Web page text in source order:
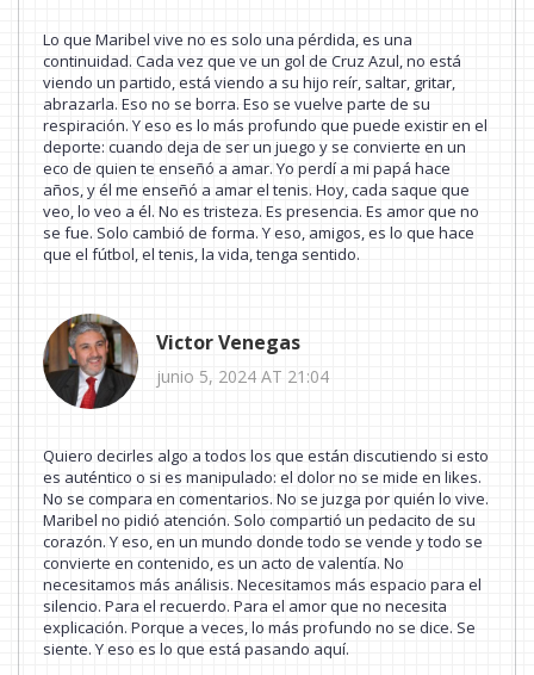
Lo que Maribel vive no es solo una pérdida, es una
continuidad. Cada vez que ve un gol de Cruz Azul, no está
viendo un partido, está viendo a su hijo reír, saltar, gritar,
abrazarla. Eso no se borra. Eso se vuelve parte de su
respiración. Y eso es lo más profundo que puede existir en el
deporte: cuando deja de ser un juego y se convierte en un
eco de quien te enseñó a amar. Yo perdí a mi papá hace
años, y él me enseñó a amar el tenis. Hoy, cada saque que
veo, lo veo a él. No es tristeza. Es presencia. Es amor que no
se fue. Solo cambió de forma. Y eso, amigos, es lo que hace
que el fútbol, el tenis, la vida, tenga sentido.
Victor Venegas
junio 5, 2024 AT 21:04
Quiero decirles algo a todos los que están discutiendo si esto
es auténtico o si es manipulado: el dolor no se mide en likes.
No se compara en comentarios. No se juzga por quién lo vive.
Maribel no pidió atención. Solo compartió un pedacito de su
corazón. Y eso, en un mundo donde todo se vende y todo se
convierte en contenido, es un acto de valentía. No
necesitamos más análisis. Necesitamos más espacio para el
silencio. Para el recuerdo. Para el amor que no necesita
explicación. Porque a veces, lo más profundo no se dice. Se
siente. Y eso es lo que está pasando aquí.